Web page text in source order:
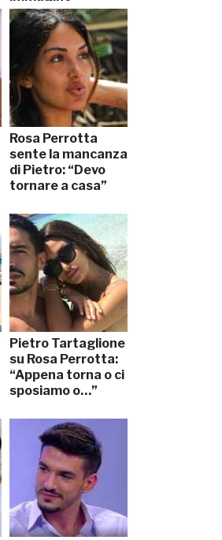
mamma”
Rosa Perrotta
sente la mancanza
di Pietro: “Devo
tornare a casa”
Pietro Tartaglione
su Rosa Perrotta:
“Appena torna o ci
sposiamo o…”